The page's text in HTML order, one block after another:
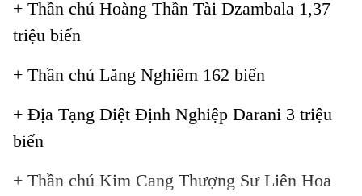
+ Thần chú Hoàng Thần Tài Dzambala 1,37
triệu biến
+ Thần chú Lăng Nghiêm 162 biến
+ Địa Tạng Diệt Định Nghiệp Darani 3 triệu
biến
+ Thần chú Kim Cang Thượng Sư Liên Hoa